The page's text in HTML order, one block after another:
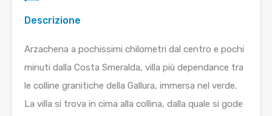
Descrizione
Arzachena a pochissimi chilometri dal centro e pochi
minuti dalla Costa Smeralda, villa più dependance tra
le colline granitiche della Gallura, immersa nel verde.
La villa si trova in cima alla collina, dalla quale si gode